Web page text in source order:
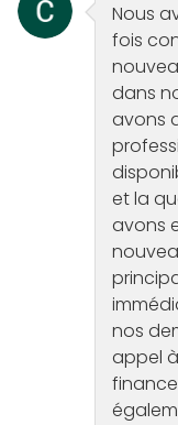
Nous
fois
dans
avons
et la
avons
nos
appel